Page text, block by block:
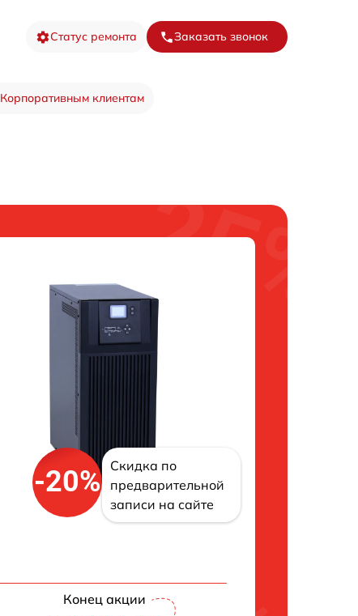
Статус ремонта Заказать звонок
Корпоративным клиентам
-20%
Скидка по
предварительной
записи на сайте
Конец акции